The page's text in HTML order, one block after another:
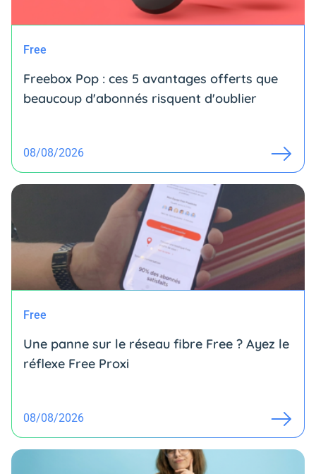
Free
Freebox Pop : ces 5 avantages offerts que
beaucoup d'abonnés risquent d'oublier
08/08/2026
Free
Une panne sur le réseau fibre Free ? Ayez le
réflexe Free Proxi
08/08/2026